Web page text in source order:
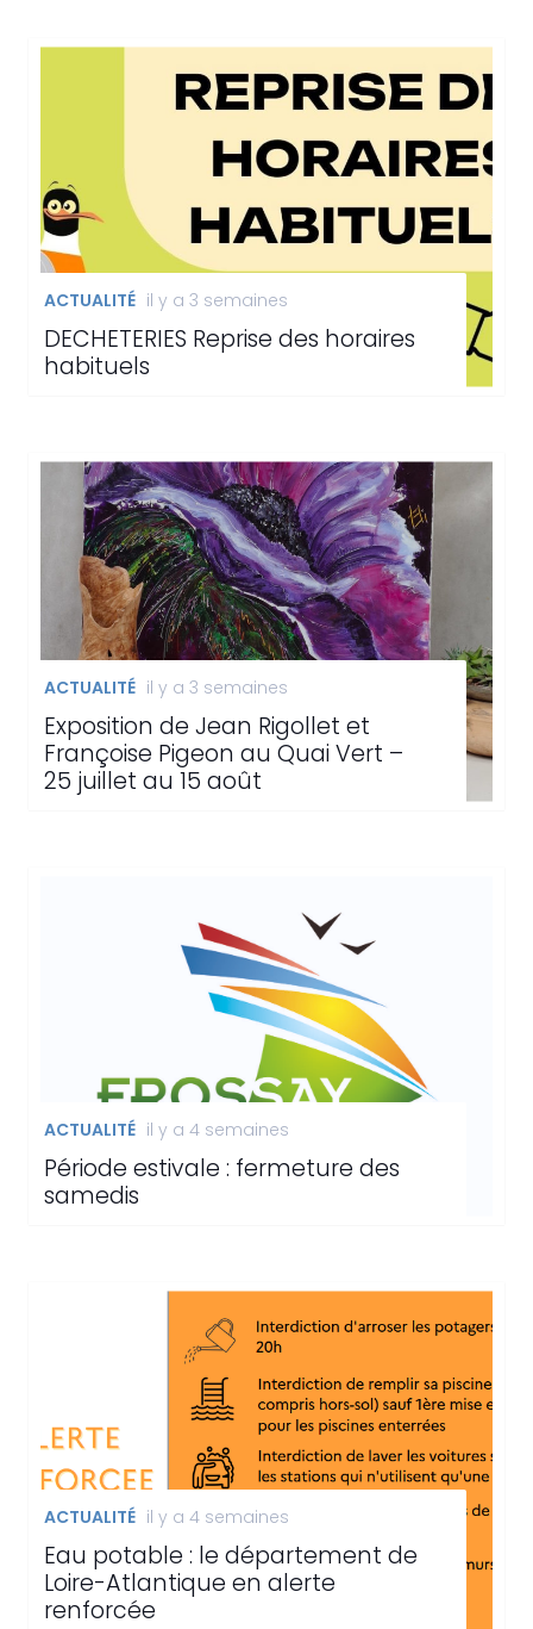
ACTUALITÉ il y a 3 semaines
DECHETERIES Reprise des horaires
habituels
ACTUALITÉ il y a 3 semaines
Exposition de Jean Rigollet et
Françoise Pigeon au Quai Vert –
25 juillet au 15 août
ACTUALITÉ il y a 4 semaines
Période estivale : fermeture des
samedis
ACTUALITÉ il y a 4 semaines
Eau potable : le département de
Loire-Atlantique en alerte
renforcée